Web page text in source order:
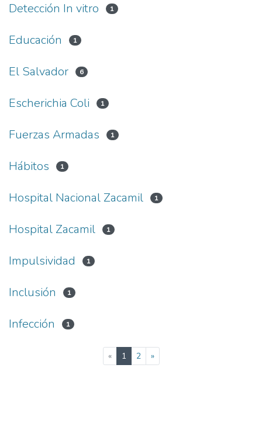
Detección In vitro 1
Educación 1
El Salvador 6
Escherichia Coli 1
Fuerzas Armadas 1
Hábitos 1
Hospital Nacional Zacamil 1
Hospital Zacamil 1
Impulsividad 1
Inclusión 1
Infección 1
« 1(current)
2 »